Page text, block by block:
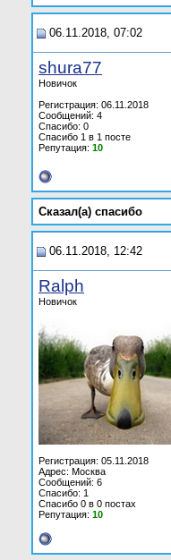
06.11.2018, 07:02
shura77
Новичок
Регистрация: 06.11.2018
Сообщений: 4
Спасибо: 0
Спасибо 1 в 1 посте
Репутация: 10
Сказал(а) cпасибо
06.11.2018, 12:42
Ralph
Новичок
Регистрация: 05.11.2018
Адрес: Москва
Сообщений: 6
Спасибо: 1
Спасибо 0 в 0 постах
Репутация: 10